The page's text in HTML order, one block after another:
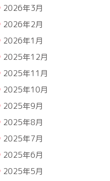
2026年3月
2026年2月
2026年1月
2025年12月
2025年11月
2025年10月
2025年9月
2025年8月
2025年7月
2025年6月
2025年5月